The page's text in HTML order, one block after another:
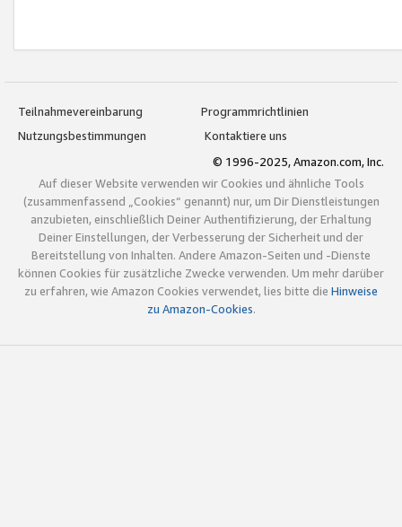
Teilnahmevereinbarung
Programmrichtlinien
Nutzungsbestimmungen
Kontaktiere uns
© 1996-2025, Amazon.com, Inc.
Auf dieser Website verwenden wir Cookies und ähnliche Tools
(zusammenfassend „Cookies“ genannt) nur, um Dir Dienstleistungen
anzubieten, einschließlich Deiner Authentifizierung, der Erhaltung
Deiner Einstellungen, der Verbesserung der Sicherheit und der
Bereitstellung von Inhalten. Andere Amazon-Seiten und -Dienste
können Cookies für zusätzliche Zwecke verwenden. Um mehr darüber
zu erfahren, wie Amazon Cookies verwendet, lies bitte die Hinweise
zu Amazon-Cookies.